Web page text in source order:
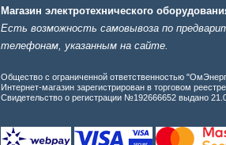
Магазин электротехнического
Есть возможность самовывоза по
телефонам, указанным на сайте.
Общество с ограниченной ответственностью
Интернет-магазин зарегистрирован в торговом
Свидетельство о регистрации №192666652 выдано